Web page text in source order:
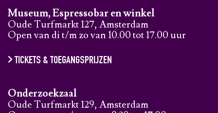
Museum, Espressobar en winkel
Oude Turfmarkt 127, Amsterdam
Open van di t/m zo van 10.00 tot 17.00 uur
TICKETS & TOEGANGSPRIJZEN
Onderzoekzaal
Oude Turfmarkt 129, Amsterdam